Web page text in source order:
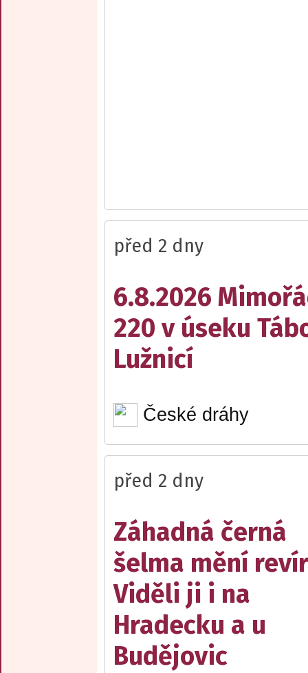
před 2 dny
6.8.2026
220 v úseku
Lužnicí
České dráhy
před 2 dny
Záhadná černá
šelma mění
Viděli ji i na
Hradecku a u
Budějovic